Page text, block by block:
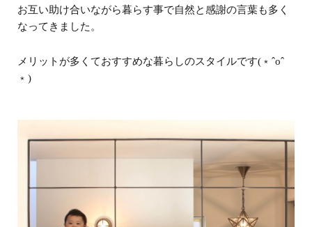
お互い助け合いながら暮らす事で自然と感謝の言葉も多く
なってきました。
メリットが多くておすすめな暮らしのスタイルです( ﹡ ˆoˆ
﹡ )